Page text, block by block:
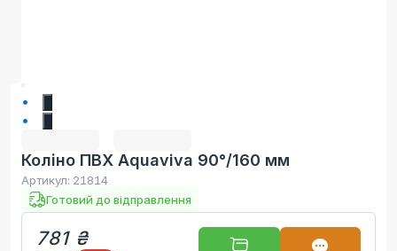
Коліно ПВХ Aquaviva 90°/160 мм
Артикул: 21814
Готовий до відправлення
781 ₴